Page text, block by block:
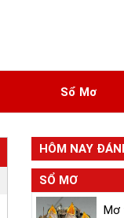
Sổ Mơ
HÔM NAY
SỔ MƠ
Mơ